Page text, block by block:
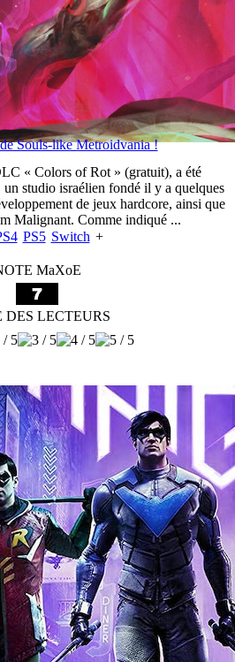
Souls-like Metroidvania !
« Colors of Rot » (gratuit), a été
studio israélien fondé il y a quelques
de jeux hardcore, ainsi que
Malignant. Comme indiqué ...
PS5 Switch +
MaXoE
DES LECTEURS